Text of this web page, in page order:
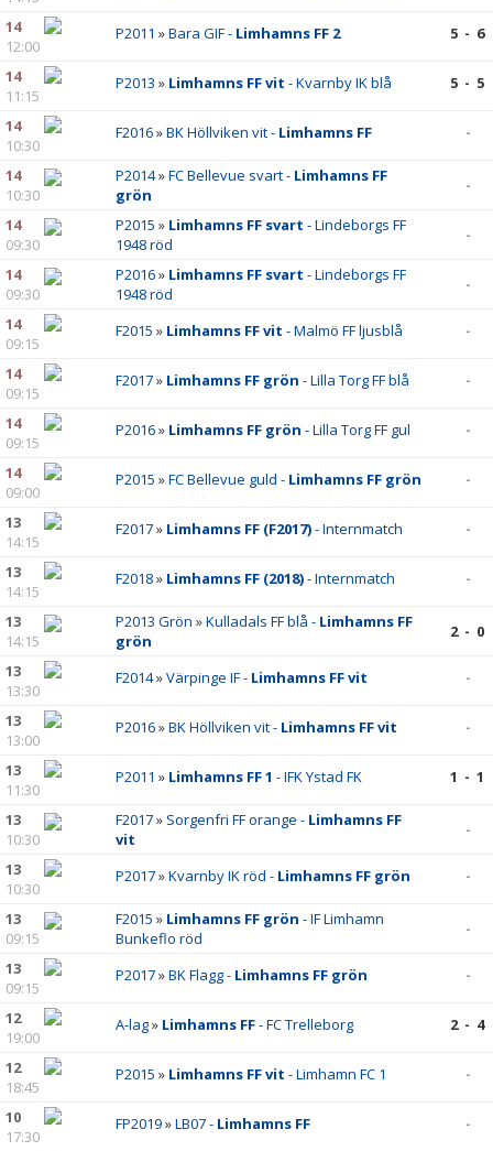
14
12:00
P2011 »Bara GIF - Limhamns FF 2 5 - 6
14
11:15
P2013 » Limhamns FF vit - Kvarnby IK blå 5 - 5
14
10:30
F2016»BK Höllviken vit - Limhamns FF -
14
10:30
P2014»FC Bellevue svart - Limhamns FF
grön
-
14
09:30
P2015 » Limhamns FF svart - Lindeborgs FF
1948 röd
-
14
09:30
P2016» Limhamns FF svart - Lindeborgs FF
1948 röd
-
14
09:15
F2015 » Limhamns FF vit - Malmö FF ljusblå -
14
09:15
F2017» Limhamns FF grön - Lilla Torg FF blå -
14
09:15
P2016» Limhamns FF grön - Lilla Torg FF gul -
14
09:00
P2015 »FC Bellevue guld - Limhamns FF grön -
13
14:15
F2017» Limhamns FF (F2017)- Internmatch -
13
14:15
F2018» Limhamns FF (2018)- Internmatch -
13
14:15
P2013 Grön »Kulladals FF blå - Limhamns FF
grön
2 - 0
13
13:30
F2014»Värpinge IF - Limhamns FF vit -
13
13:00
P2016»BK Höllviken vit - Limhamns FF vit -
13
11:30
P2011 » Limhamns FF 1 - IFK Ystad FK 1 - 1
13
10:30
F2017» Sorgenfri FF orange - Limhamns FF
vit
-
13
10:30
P2017»Kvarnby IK röd - Limhamns FF grön -
13
09:15
F2015 » Limhamns FF grön - IF Limhamn
Bunkeflo röd
-
13
09:15
P2017»BK Flagg - Limhamns FF grön -
12
19:00
A-lag» Limhamns FF- FC Trelleborg 2 - 4
12
18:45
P2015 » Limhamns FF vit - Limhamn FC 1 -
10
17:30
FP2019»LB07 - Limhamns FF -